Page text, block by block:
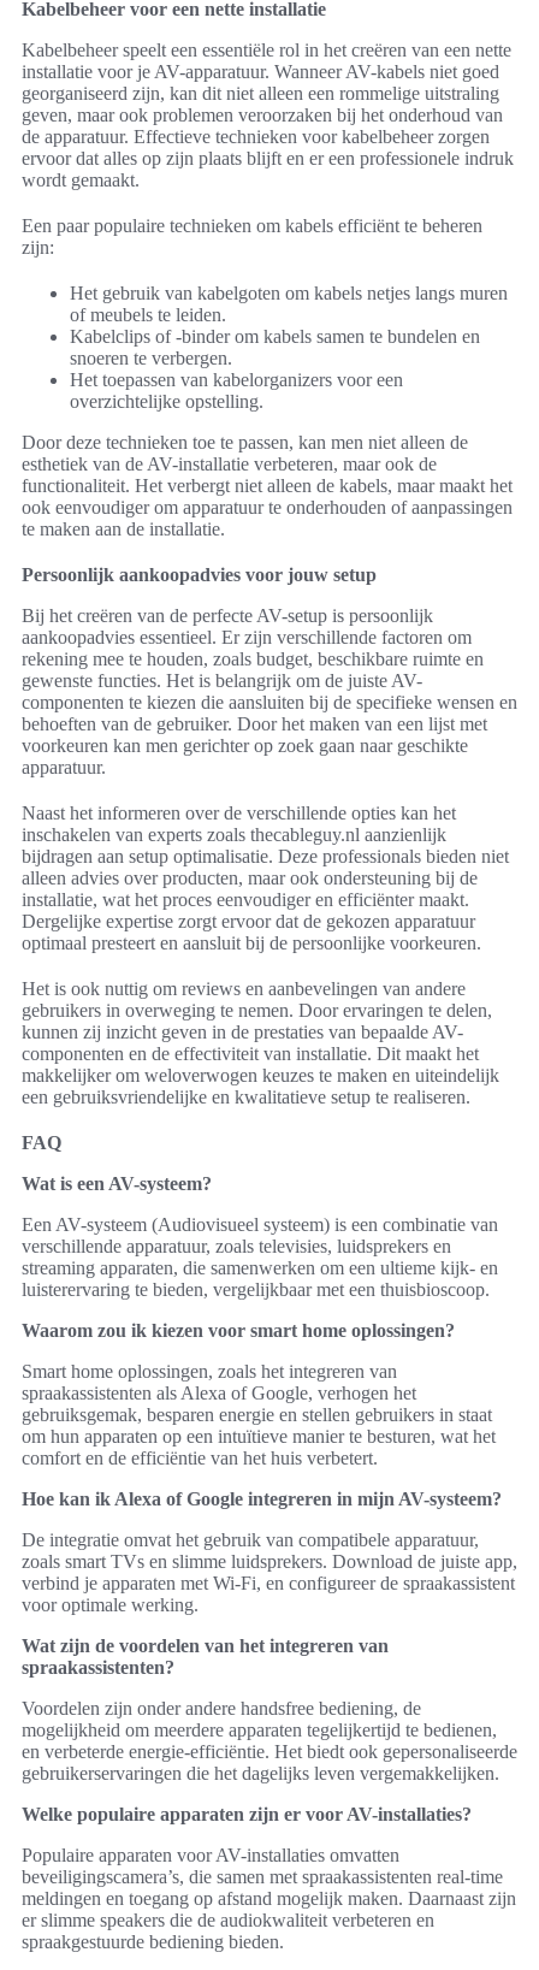
Kabelbeheer voor een nette installatie
Kabelbeheer speelt een essentiële rol in het creëren van een nette
installatie voor je AV-apparatuur. Wanneer AV-kabels niet goed
georganiseerd zijn, kan dit niet alleen een rommelige uitstraling
geven, maar ook problemen veroorzaken bij het onderhoud van
de apparatuur. Effectieve technieken voor kabelbeheer zorgen
ervoor dat alles op zijn plaats blijft en er een professionele indruk
wordt gemaakt.
Een paar populaire technieken om kabels efficiënt te beheren
zijn:
Het gebruik van kabelgoten om kabels netjes langs muren
of meubels te leiden.
Kabelclips of -binder om kabels samen te bundelen en
snoeren te verbergen.
Het toepassen van kabelorganizers voor een
overzichtelijke opstelling.
Door deze technieken toe te passen, kan men niet alleen de
esthetiek van de AV-installatie verbeteren, maar ook de
functionaliteit. Het verbergt niet alleen de kabels, maar maakt het
ook eenvoudiger om apparatuur te onderhouden of aanpassingen
te maken aan de installatie.
Persoonlijk aankoopadvies voor jouw setup
Bij het creëren van de perfecte AV-setup is persoonlijk
aankoopadvies essentieel. Er zijn verschillende factoren om
rekening mee te houden, zoals budget, beschikbare ruimte en
gewenste functies. Het is belangrijk om de juiste AV-
componenten te kiezen die aansluiten bij de specifieke wensen en
behoeften van de gebruiker. Door het maken van een lijst met
voorkeuren kan men gerichter op zoek gaan naar geschikte
apparatuur.
Naast het informeren over de verschillende opties kan het
inschakelen van experts zoals thecableguy.nl aanzienlijk
bijdragen aan setup optimalisatie. Deze professionals bieden niet
alleen advies over producten, maar ook ondersteuning bij de
installatie, wat het proces eenvoudiger en efficiënter maakt.
Dergelijke expertise zorgt ervoor dat de gekozen apparatuur
optimaal presteert en aansluit bij de persoonlijke voorkeuren.
Het is ook nuttig om reviews en aanbevelingen van andere
gebruikers in overweging te nemen. Door ervaringen te delen,
kunnen zij inzicht geven in de prestaties van bepaalde AV-
componenten en de effectiviteit van installatie. Dit maakt het
makkelijker om weloverwogen keuzes te maken en uiteindelijk
een gebruiksvriendelijke en kwalitatieve setup te realiseren.
FAQ
Wat is een AV-systeem?
Een AV-systeem (Audiovisueel systeem) is een combinatie van
verschillende apparatuur, zoals televisies, luidsprekers en
streaming apparaten, die samenwerken om een ultieme kijk- en
luisterervaring te bieden, vergelijkbaar met een thuisbioscoop.
Waarom zou ik kiezen voor smart home oplossingen?
Smart home oplossingen, zoals het integreren van
spraakassistenten als Alexa of Google, verhogen het
gebruiksgemak, besparen energie en stellen gebruikers in staat
om hun apparaten op een intuïtieve manier te besturen, wat het
comfort en de efficiëntie van het huis verbetert.
Hoe kan ik Alexa of Google integreren in mijn AV-systeem?
De integratie omvat het gebruik van compatibele apparatuur,
zoals smart TVs en slimme luidsprekers. Download de juiste app,
verbind je apparaten met Wi-Fi, en configureer de spraakassistent
voor optimale werking.
Wat zijn de voordelen van het integreren van
spraakassistenten?
Voordelen zijn onder andere handsfree bediening, de
mogelijkheid om meerdere apparaten tegelijkertijd te bedienen,
en verbeterde energie-efficiëntie. Het biedt ook gepersonaliseerde
gebruikerservaringen die het dagelijks leven vergemakkelijken.
Welke populaire apparaten zijn er voor AV-installaties?
Populaire apparaten voor AV-installaties omvatten
beveiligingscamera’s, die samen met spraakassistenten real-time
meldingen en toegang op afstand mogelijk maken. Daarnaast zijn
er slimme speakers die de audiokwaliteit verbeteren en
spraakgestuurde bediening bieden.